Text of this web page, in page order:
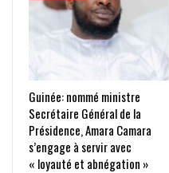
Guinée: nommé ministre
Secrétaire Général de la
Présidence, Amara Camara
s’engage à servir avec
« loyauté et abnégation »